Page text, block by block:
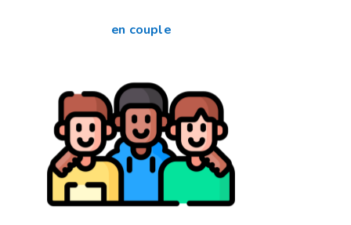
en couple